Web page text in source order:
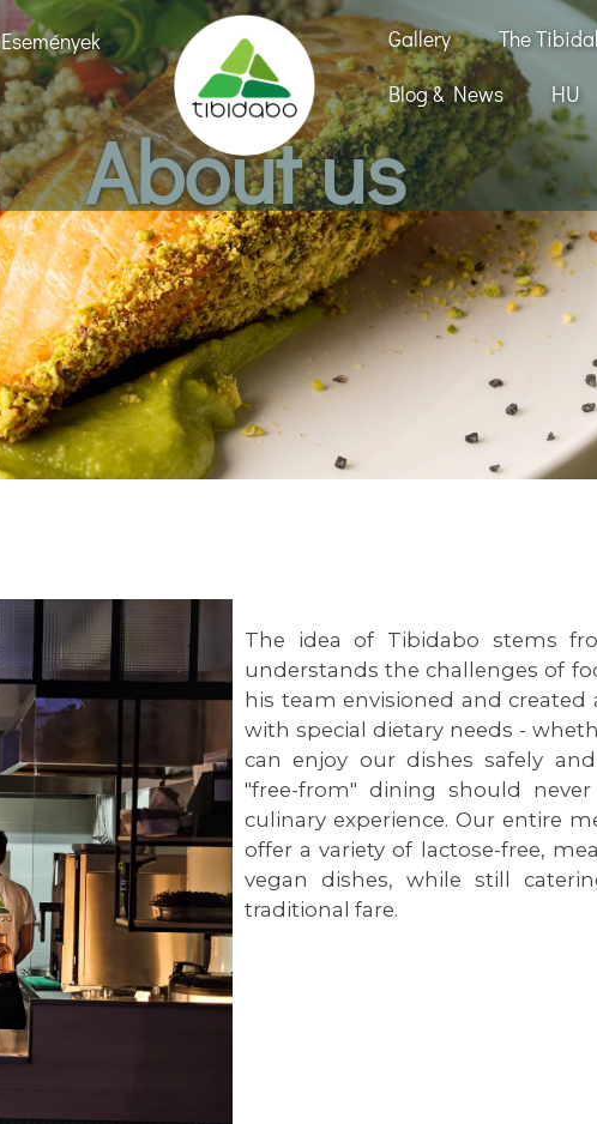
Események Gallery The
Blog & News
HU
About us
The idea of Tibidabo stems
understands the challenges of
his team envisioned and
with special dietary needs -
can enjoy our dishes safely
"free-from" dining should
culinary experience. Our entire
offer a variety of lactose-free,
vegan dishes, while still
traditional fare.